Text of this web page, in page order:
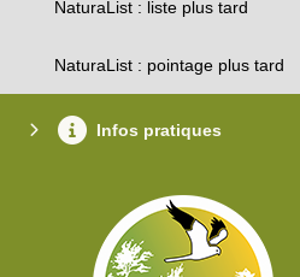
NaturaList : liste plus tard
NaturaList : pointage plus tard
Infos pratiques